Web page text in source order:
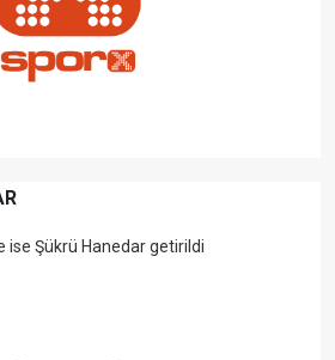
ise Şükrü Hanedar getirildi